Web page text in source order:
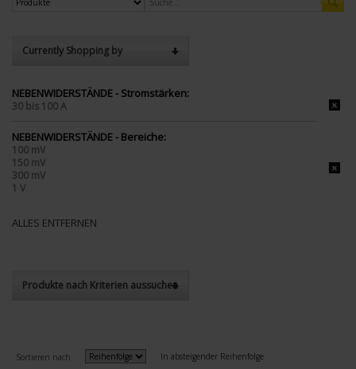
Currently Shopping by
NEBENWIDERSTÄNDE - Stromstärken:
30 bis 100 A
NEBENWIDERSTÄNDE - Bereiche:
100 mV
150 mV
300 mV
1 V
ALLES ENTFERNEN
Produkte nach Kriterien aussuchen
Sortieren nach In absteigender Reihenfolge